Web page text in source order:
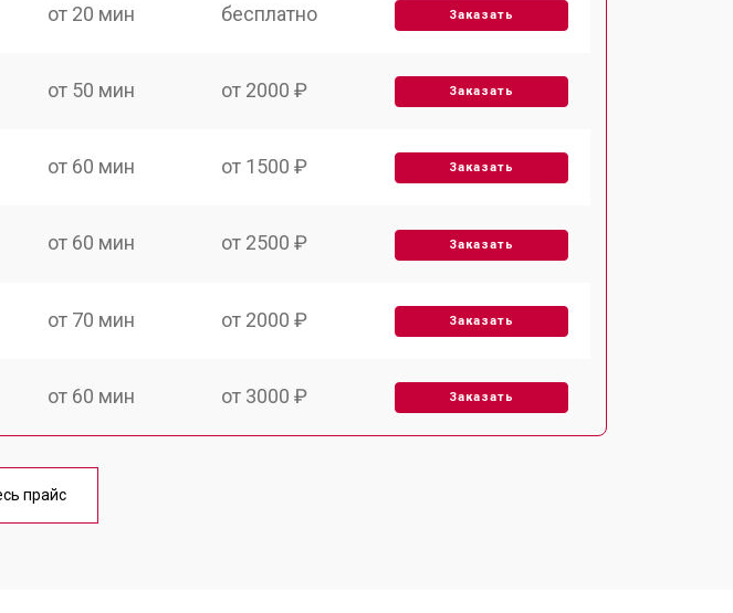
от 20 мин бесплатно Заказать
от 50 мин от 2000 ₽ Заказать
от 60 мин от 1500 ₽ Заказать
от 60 мин от 2500 ₽ Заказать
от 70 мин от 2000 ₽ Заказать
от 60 мин от 3000 ₽ Заказать
от 60 мин
прайс